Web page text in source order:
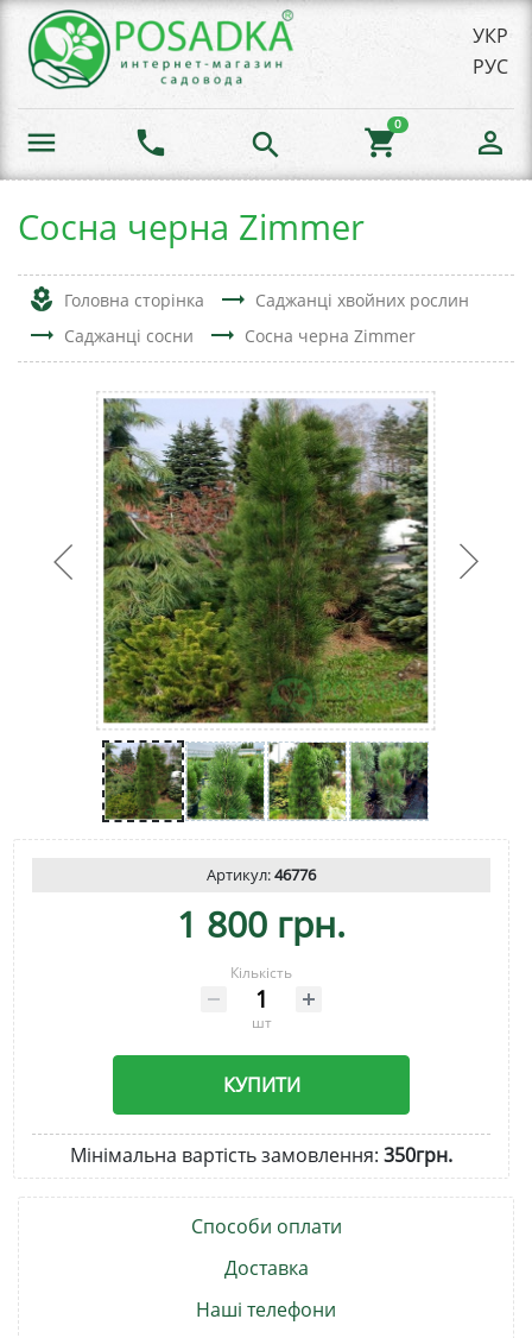
УКР
РУС
menu phone search shopping_cart
0
person_outline
Сосна черна Zimmer
local_florist Головна сторінка trending_flat Саджанці хвойних рослин
trending_flat Саджанці сосни trending_flat Сосна черна Zimmer
Артикул:46776
1 800 грн.
Кількість
шт
КУПИТИ
Мінімальна вартість замовлення: 350грн.
Способи оплати
Доставка
Наші телефони